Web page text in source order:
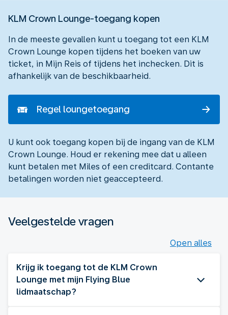
KLM Crown Lounge-toegang kopen
In de meeste gevallen kunt u toegang tot een KLM
Crown Lounge kopen tijdens het boeken van uw
ticket, in Mijn Reis of tijdens het inchecken. Dit is
afhankelijk van de beschikbaarheid.
Regel loungetoegang
U kunt ook toegang kopen bij de ingang van de KLM
Crown Lounge. Houd er rekening mee dat u alleen
kunt betalen met Miles of een creditcard. Contante
betalingen worden niet geaccepteerd.
Veelgestelde vragen
Open alles
Krijg ik toegang tot de KLM Crown
Lounge met mijn Flying Blue
lidmaatschap?